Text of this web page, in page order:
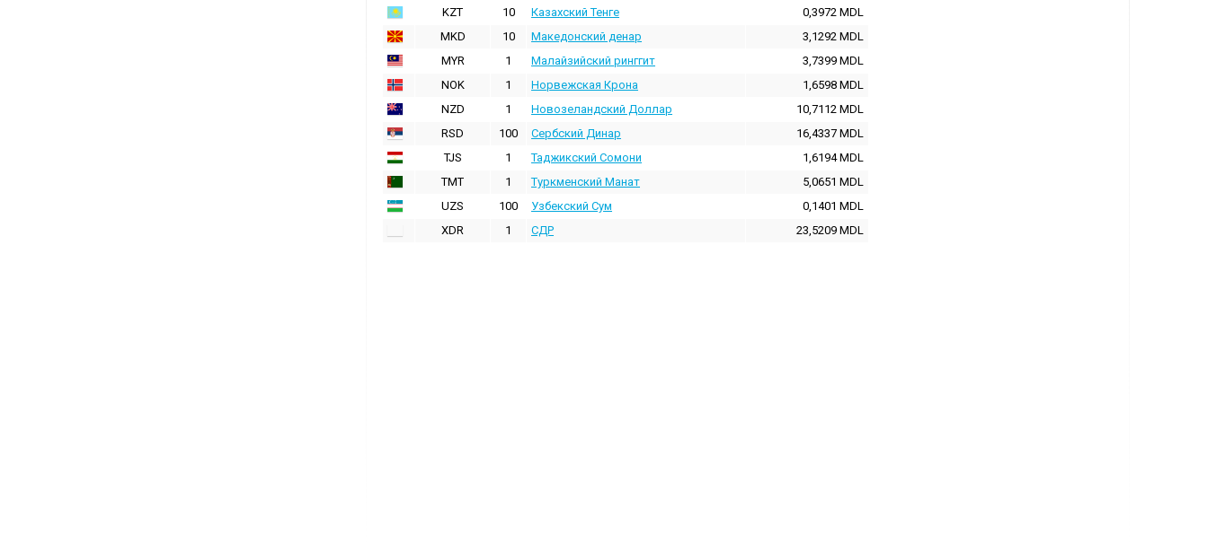
KZT
10 Казахский Тенге 0,3972 MDL
MKD
10 Македонский денар 3,1292 MDL
MYR
1 Малайзийский ринггит 3,7399 MDL
NOK
1 Норвежская Крона 1,6598 MDL
NZD
1 Новозеландский Доллар 10,7112 MDL
RSD
100 Сербский Динар 16,4337 MDL
TJS
1 Таджикский Сомони 1,6194MDL
TMT
1 Туркменский Манат 5,0651 MDL
UZS
100 Узбекский Сум 0,1401 MDL
XDR
1 СДР 23,5209 MDL